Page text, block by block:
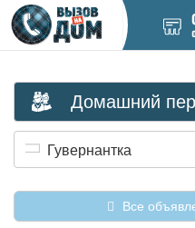
новое
Домашний
Гувернантка
Все